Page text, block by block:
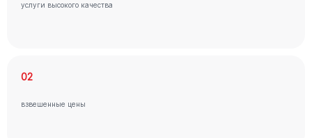
услуги высокого качества
02
взвешенные цены